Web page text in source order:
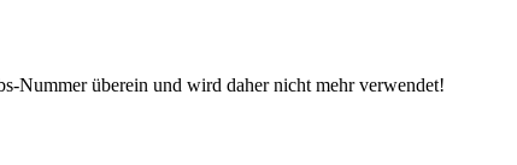
Nummer überein und wird daher nicht mehr verwendet!